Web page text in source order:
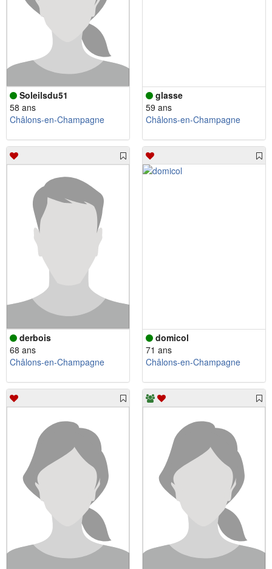
Soleilsdu51
58 ans
Châlons-en-Champagne
glasse
59 ans
Châlons-en-Champagne
derbois
68 ans
Châlons-en-Champagne
domicol
71 ans
Châlons-en-Champagne